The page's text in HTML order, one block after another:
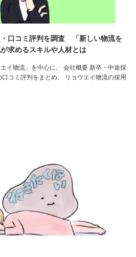
・口コミ評判を調査 「新しい物流を
求めるスキルや人材とは
イ物流」を中心に、 会社概要 新卒・中途採
コミ評判をまとめ、 リョウエイ物流の採用